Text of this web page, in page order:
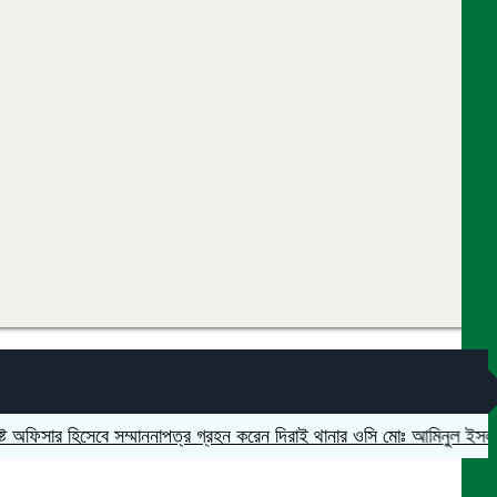
হিসেবে সম্মাননাপত্র গ্রহন করেন দিরাই থানার ওসি মোঃ আমিনুল ইসলাম